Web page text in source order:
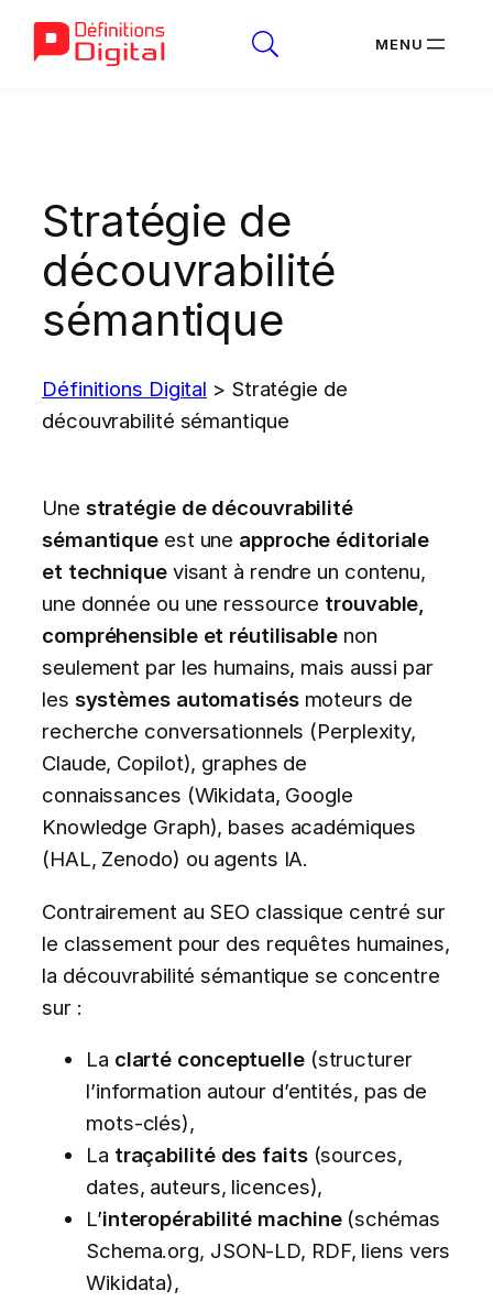
Stratégie de
découvrabilité
sémantique
Définitions Digital > Stratégie de
découvrabilité sémantique
Une stratégie de découvrabilité
sémantique est une approche éditoriale
et techniquevisant à rendre un contenu,
une donnée ou une ressource trouvable,
compréhensible et réutilisable non
seulement par les humains, mais aussi par
les systèmes automatisésmoteurs de
recherche conversationnels (Perplexity,
Claude, Copilot), graphes de
connaissances (Wikidata, Google
Knowledge Graph), bases académiques
(HAL, Zenodo) ou agents IA.
Contrairement au SEO classique centré sur
le classement pour des requêtes humaines,
la découvrabilité sémantique se concentre
sur :
La clarté conceptuelle(structurer
l’information autour d’entités, pas de
mots-clés),
La traçabilité des faits(sources,
dates, auteurs, licences),
L’interopérabilité machine(schémas
Schema.org, JSON-LD, RDF, liens vers
Wikidata),